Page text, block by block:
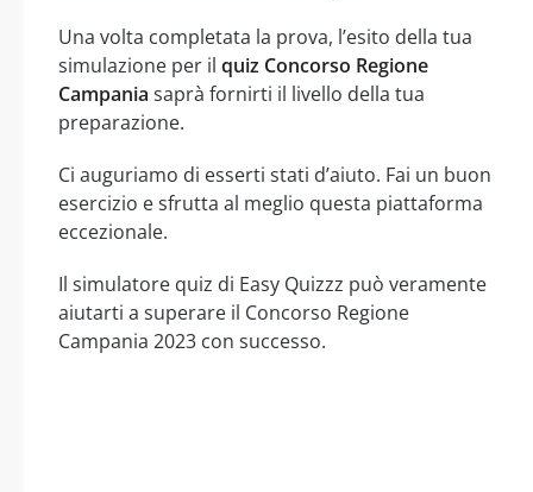
Una volta completata la prova, l’esito della tua
simulazione per il quiz Concorso Regione
Campania saprà fornirti il livello della tua
preparazione.
Ci auguriamo di esserti stati d’aiuto. Fai un buon
esercizio e sfrutta al meglio questa piattaforma
eccezionale.
Il simulatore quiz di Easy Quizzz può veramente
aiutarti a superare il Concorso Regione
Campania 2023 con successo.